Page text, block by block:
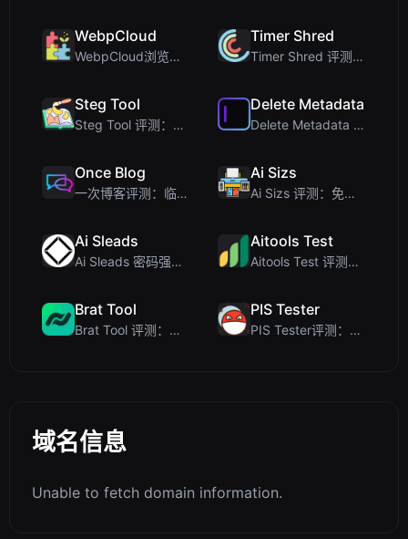
WebpCloud
WebpCloud浏览器内图像拼接器的第一印象
Timer Shred
Timer Shred 评测：一款设计精美的免费全屏倒计时器
Steg Tool
Steg Tool 评测：终极客户端图像隐写术解决方案
Delete Metadata
Delete Metadata 评测：一款在客户端剥离图片追踪数据的隐私工具
Once Blog
一次博客评测：临时文章与安全一次性分享
Ai Sizs
Ai Sizs 评测：免费、私密的图像相似度与模糊检测工具
Ai Sleads
Ai Sleads 密码强度检查器评测：零上传、实时熵分析
Aitools Test
Aitools Test 评测：免费的基于浏览器的 AI 检测器、Token 计数器及成本估算器
Brat Tool
Brat Tool 评测：免费在线 Charli XCX 风格 Brat 文字生成器
PIS Tester
PIS Tester评测：零AI的友谊测试，揭露假朋友
域名信息
Unable to fetch domain information.